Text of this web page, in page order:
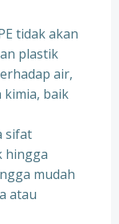
tidak akan
plastik
air,
kimia, baik
sifat
hingga
mudah
atau